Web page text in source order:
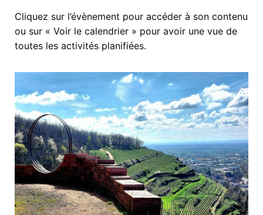
Cliquez sur l’évènement pour accéder à son contenu
ou sur « Voir le calendrier » pour avoir une vue de
toutes les activités planifiées.